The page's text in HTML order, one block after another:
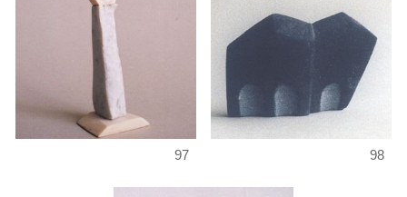
97 98